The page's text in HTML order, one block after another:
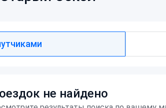
не найдено